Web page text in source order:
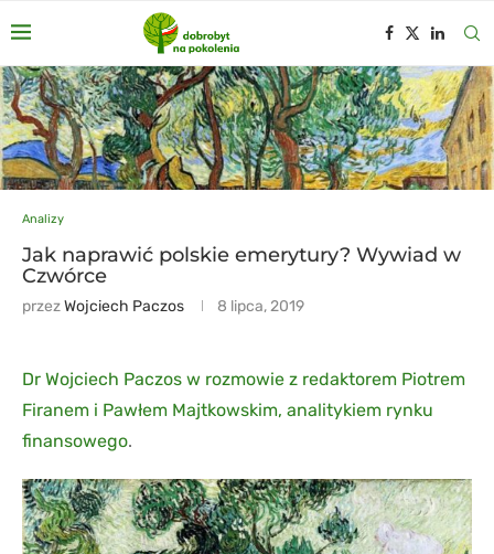
Analizy
Jak naprawić polskie emerytury? Wywiad w
Czwórce
przezWojciech Paczos 8 lipca, 2019
Dr Wojciech Paczos w rozmowie z redaktorem Piotrem
Firanem i Pawłem Majtkowskim, analitykiem rynku
finansowego.